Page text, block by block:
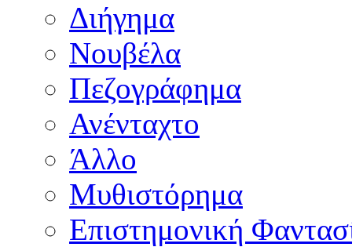
Διήγημα
Νουβέλα
Πεζογράφημα
Ανένταχτο
Άλλο
Μυθιστόρημα
Επιστημονική